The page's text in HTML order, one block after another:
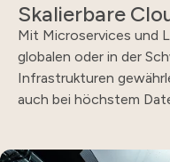
Skalierbare
Mit Microservices und
globalen oder in der
Infrastrukturen
auch bei höchstem